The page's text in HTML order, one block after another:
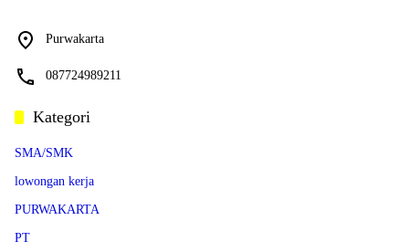
Purwakarta
087724989211
Kategori
SMA/SMK
lowongan kerja
PURWAKARTA
PT